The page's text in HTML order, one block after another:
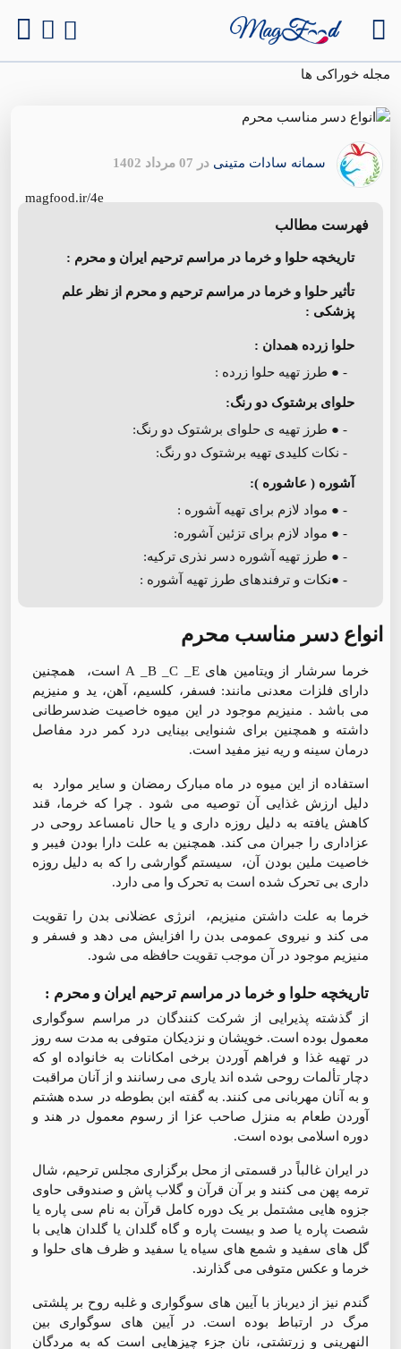
مجله خوراکی ها
سمانه سادات متینی در 07 مرداد 1402
magfood.ir/4e
فهرست مطالب
تاریخچه حلوا و خرما در مراسم ترحیم ایران و محرم :
تأثیر حلوا و خرما در مراسم ترحیم و محرم از نظر علم
پزشکی :
حلوا زرده همدان :
- ● طرز تهیه حلوا زرده :
حلوای برشتوک دو رنگ:
- ● طرز تهیه ی حلوای برشتوک دو رنگ:
- نکات کلیدی تهیه برشتوک دو رنگ:
آشوره ( عاشوره )‌:
- ● مواد لازم برای تهیه آشوره :
- ● مواد لازم برای تزئین آشوره:
- ● طرز تهیه آشوره دسر نذری ترکیه:
- ●نکات و ترفندهای طرز تهیه آشوره :
انواع دسر مناسب محرم
خرما سرشار از ویتامین های A _B _C _E است، همچنین
دارای فلزات معدنی مانند: فسفر، کلسیم، آهن، ید و منیزیم
می باشد . منیزیم موجود در این میوه خاصیت ضدسرطانی
داشته و همچنین برای شنوایی بینایی درد کمر درد مفاصل
درمان سینه و ریه نیز مفید است.
استفاده از این میوه در ماه مبارک رمضان و سایر موارد به
دلیل ارزش غذایی آن توصیه می شود . چرا که خرما، قند
کاهش یافته به دلیل روزه داری و یا حال نامساعد روحی در
عزاداری را جبران می کند. همچنین به علت دارا بودن فیبر و
خاصیت ملین بودن آن، سیستم گوارشی را که به دلیل روزه
داری بی تحرک شده است به تحرک وا می دارد.
خرما به علت داشتن منیزیم، انرژی عضلانی بدن را تقویت
می کند و نیروی عمومی بدن را افزایش می دهد و فسفر و
منیزیم موجود در آن موجب تقویت حافظه می شود.
تاریخچه حلوا و خرما در مراسم ترحیم ایران و محرم :
از گذشته پذیرایی از شرکت کنندگان در مراسم سوگواری
معمول بوده است. خویشان و نزدیکان متوفی به مدت سه روز
در تهیه غذا و فراهم آوردن برخی امکانات به خانواده او که
دچار تألمات روحی شده اند یاری می رسانند و از آنان مراقبت
و به آنان مهربانی می کنند. به گفته ابن بطوطه در سده هشتم
آوردن طعام به منزل صاحب عزا از رسوم معمول در هند و
دوره اسلامی بوده است.
در ایران غالباً در قسمتی از محل برگزاری مجلس ترحیم، شال
ترمه پهن می کنند و بر آن قرآن و گلاب پاش و صندوقی حاوی
جزوه هایی مشتمل بر یک دوره کامل قرآن به نام سی پاره یا
شصت پاره یا صد و بیست پاره و گاه گلدان یا گلدان هایی با
گل های سفید و شمع های سیاه یا سفید و ظرف های حلوا و
خرما و عکس متوفی می گذارند.
گندم نیز از دیرباز با آیین های سوگواری و غلبه روح بر پلشتی
مرگ در ارتباط بوده است. در آیین های سوگواری بین
النهرینی و زرتشتی، نان جزء چیزهایی است که به مردگان